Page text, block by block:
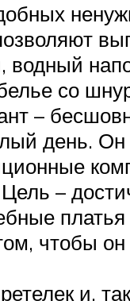
водный
со
–
день.
–
чтобы
и,